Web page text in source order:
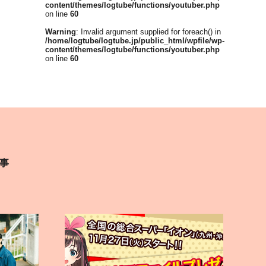
content/themes/logtube/functions/youtuber.php
on line 60
Warning: Invalid argument supplied for foreach() in
/home/logtube/logtube.jp/public_html/wpfile/wp-
content/themes/logtube/functions/youtuber.php
on line 60